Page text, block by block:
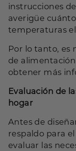
instrucciones
averigüe
temperaturas
Por lo tanto, es
de
obtener más
Evaluación de
hogar
Antes de
respaldo para
evaluar las